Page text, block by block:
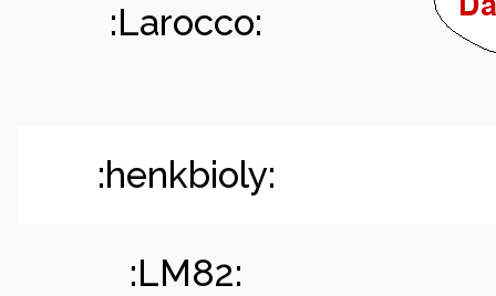
:Larocco:
:henkbioly:
:LM82: